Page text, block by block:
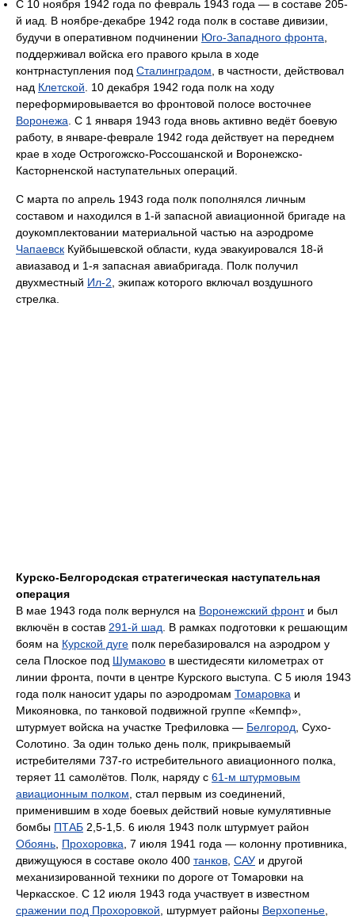
С 10 ноября 1942 года по февраль 1943 года — в составе 205-
й иад. В ноябре-декабре 1942 года полк в составе дивизии,
будучи в оперативном подчинении Юго-Западного фронта
поддерживал войска его правого крыла в ходе
контрнаступления под Сталинградом , в частности, действовал
над Клетской . 10 декабря 1942 года полк на ходу
переформировывается во фронтовой полосе восточнее
Воронежа . С 1 января 1943 года вновь активно ведёт боевую
работу, в январе-феврале 1942 года действует на переднем
крае в ходе Острогожско-Россошанской и Воронежско-
Касторненской наступательных операций.
С марта по апрель 1943 года полк пополнялся личным
составом и находился в 1-й запасной авиационной бригаде на
доукомплектовании материальной частью на аэродроме
Чапаевск Куйбышевской области, куда эвакуировался 18-й
авиазавод и 1-я запасная авиабригада. Полк получил
двухместный Ил-2 , экипаж которого включал воздушного
стрелка.
Курско-Белгородская стратегическая наступательная
операция
В мае 1943 года полк вернулся на Воронежский фронти был
включён в состав 291-й шад . В рамках подготовки к решающим
боям на Курской дуге полк перебазировался на аэродром у
села Плоское под Шумаково в шестидесяти километрах от
линии фронта, почти в центре Курского выступа. C 5 июля 1943
года полк наносит удары по аэродромам Томаровка и
Микояновка, по танковой подвижной группе «Кемпф»,
штурмует войска на участке Трефиловка — Белгород , Сухо-
Солотино. За один только день полк, прикрываемый
истребителями 737-го истребительного авиационного полка,
теряет 11 самолётов. Полк, наряду с 61-м штурмовым
авиационным полком , стал первым из соединений,
применившим в ходе боевых действий новые кумулятивные
бомбы ПТАБ 2,5-1,5. 6 июля 1943 полк штурмует район
Обоянь Прохоровка , 7 июля 1941 года — колонну противника,
движущуюся в составе около 400 танков САУ и другой
механизированной техники по дороге от Томаровки на
Черкасское. С 12 июля 1943 года участвует в известном
сражении под Прохоровкой , штурмует районы Верхопенье